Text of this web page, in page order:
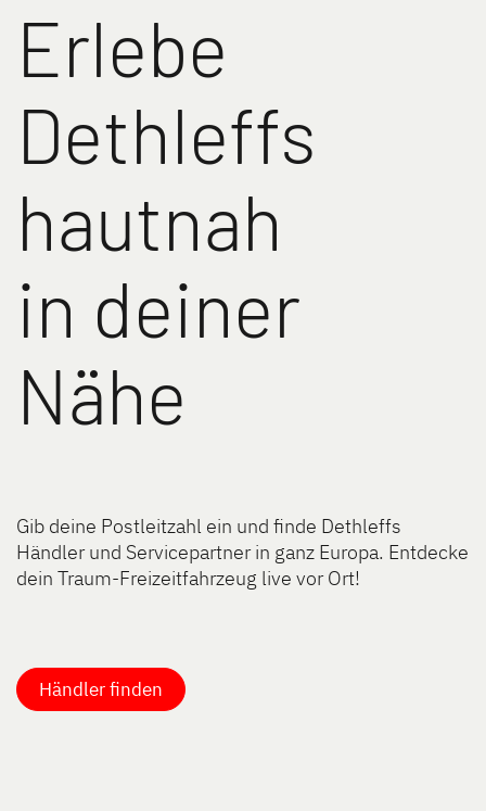
Erlebe
Dethleffs
hautnah
in deiner
Nähe
Gib deine Postleitzahl ein und finde Dethleffs
Händler und Servicepartner in ganz Europa. Entdecke
dein Traum-Freizeitfahrzeug live vor Ort!
Händler finden